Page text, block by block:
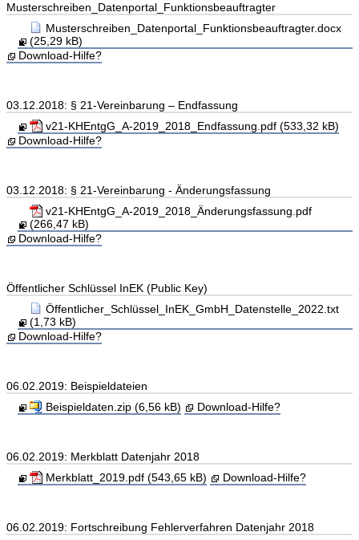
Musterschreiben_Datenportal_Funktionsbeauftragter
Musterschreiben_Datenportal_Funktionsbeauftragter.docx
(25,29 kB)
Download-Hilfe?
03.12.2018: § 21-Vereinbarung – Endfassung
v21-KHEntgG_A-2019_2018_Endfassung.pdf (533,32 kB)
Download-Hilfe?
03.12.2018: § 21-Vereinbarung - Änderungsfassung
v21-KHEntgG_A-2019_2018_Änderungsfassung.pdf
(266,47 kB)
Download-Hilfe?
Öffentlicher Schlüssel InEK (Public Key)
Öffentlicher_Schlüssel_InEK_GmbH_Datenstelle_2022.txt
(1,73 kB)
Download-Hilfe?
06.02.2019: Beispieldateien
Beispieldaten.zip (6,56 kB)
Download-Hilfe?
06.02.2019: Merkblatt Datenjahr 2018
Merkblatt_2019.pdf (543,65 kB)
Download-Hilfe?
06.02.2019: Fortschreibung Fehlerverfahren Datenjahr 2018